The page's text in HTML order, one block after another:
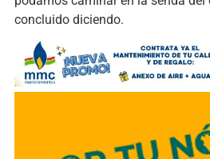
concluido diciendo.